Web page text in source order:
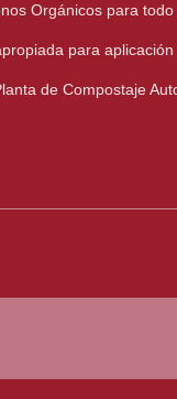
Orgánicos para
para
de Compostaje